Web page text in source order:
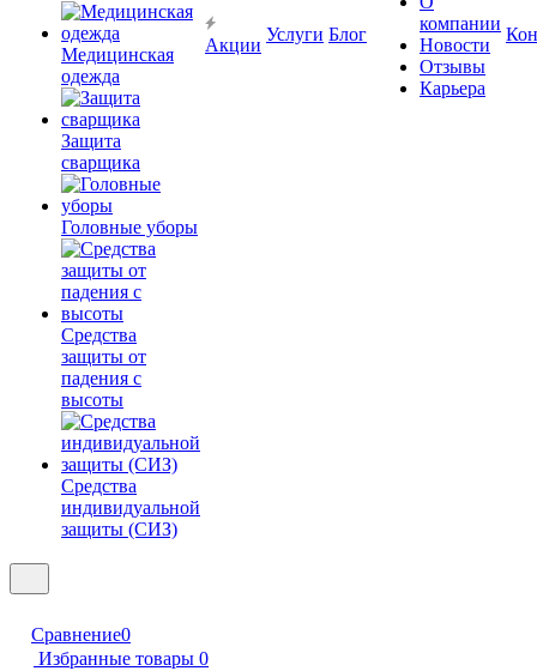
Медицинская
одежда
Защита
сварщика
Головные уборы
Средства
защиты от
падения с
высоты
Средства
индивидуальной
защиты (СИЗ)
Акции
Услуги Блог
компании
Новости
Отзывы
Карьера
Сравнение0
Избранные товары 0